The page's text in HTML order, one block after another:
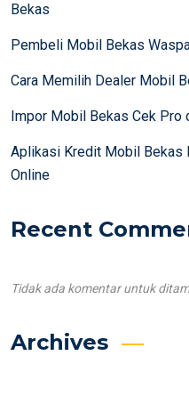
Bekas
Pembeli Mobil Bekas
Cara Memilih Dealer Mobil
Impor Mobil Bekas Cek Pro
Aplikasi Kredit Mobil Bekas
Online
Recent
Tidak ada komentar untuk
Archives